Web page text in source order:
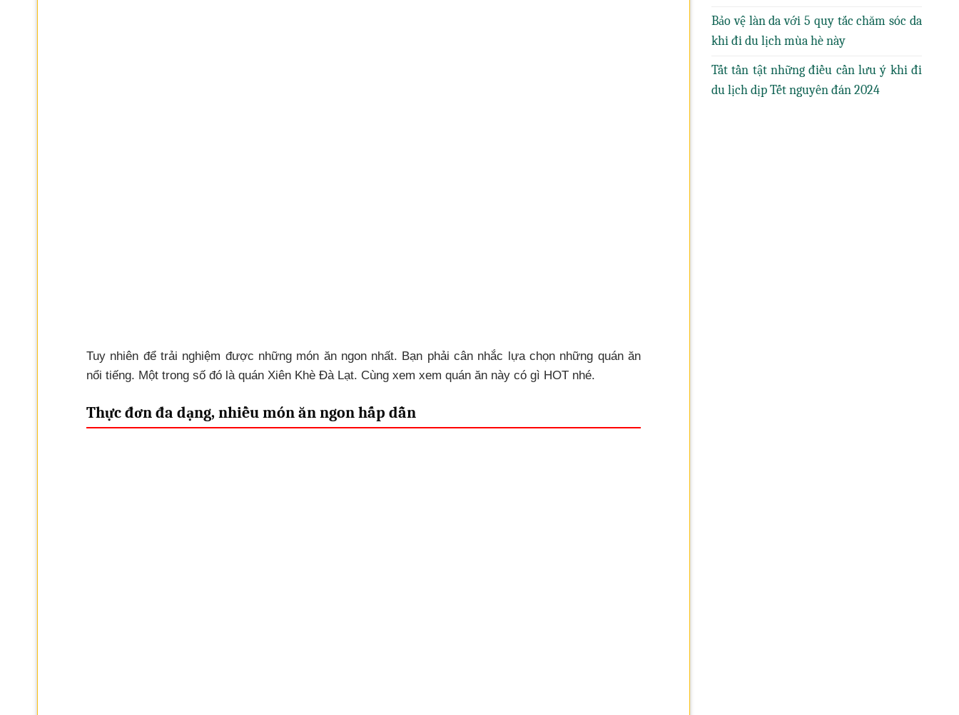
Tuy nhiên để trải nghiệm được những món ăn ngon nhất. Bạn phải cân nhắc lựa chọn những quán ăn
nổi tiếng. Một trong số đó là quán Xiên Khè Đà Lạt. Cùng xem xem quán ăn này có gì HOT nhé.
Thực đơn đa dạng, nhiều món ăn ngon hấp dẫn
Bảo vệ làn da với 5 quy tắc chăm sóc da
khi đi du lịch mùa hè này
Tất tần tật những điều cần lưu ý khi đi
du lịch dịp Tết nguyên đán 2024